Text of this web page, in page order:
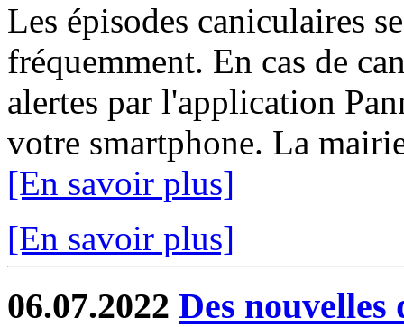
Les épisodes caniculaires
fréquemment. En cas de
alertes par l'application
votre smartphone. La
[En savoir plus]
[En savoir plus]
06.07.2022 Des